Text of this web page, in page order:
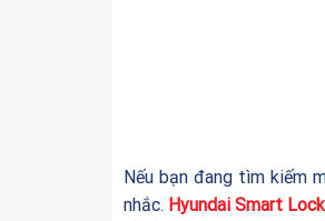
Nếu bạn đang tìm kiếm
nhắc. Hyundai Smart Lock